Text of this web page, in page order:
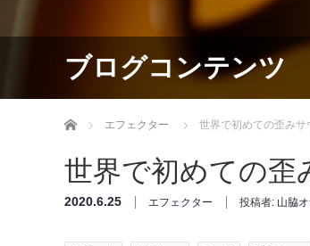
ブログコンテンツ
Home エフェクター 世界で初めての歪みサ
世界で初めての歪
2020.6.25 エフェクター 投稿者: 山脇